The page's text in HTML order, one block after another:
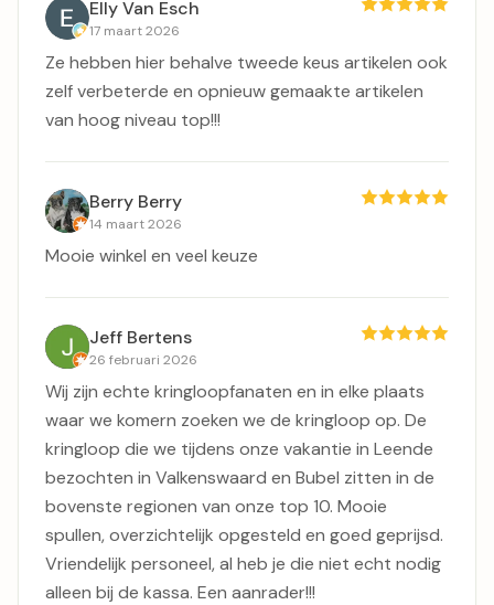
Elly Van Esch
17 maart 2026
Ze hebben hier behalve tweede keus artikelen ook
zelf verbeterde en opnieuw gemaakte artikelen
van hoog niveau top!!!
Berry Berry
14 maart 2026
Mooie winkel en veel keuze
Jeff Bertens
26 februari 2026
Wij zijn echte kringloopfanaten en in elke plaats
waar we komern zoeken we de kringloop op. De
kringloop die we tijdens onze vakantie in Leende
bezochten in Valkenswaard en Bubel zitten in de
bovenste regionen van onze top 10. Mooie
spullen, overzichtelijk opgesteld en goed geprijsd.
Vriendelijk personeel, al heb je die niet echt nodig
alleen bij de kassa. Een aanrader!!!